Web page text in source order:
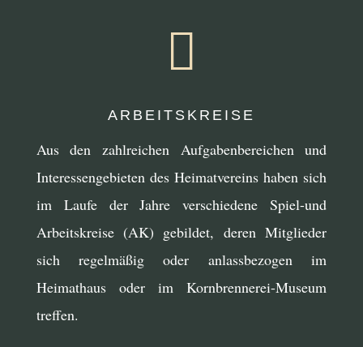

ARBEITSKREISE
Aus den zahlreichen Aufgabenbereichen und
Interessengebieten des Heimatvereins haben sich
im Laufe der Jahre verschiedene Spiel-und
Arbeitskreise (AK) gebildet, deren Mitglieder
sich regelmäßig oder anlassbezogen im
Heimathaus oder im Kornbrennerei-Museum
treffen.